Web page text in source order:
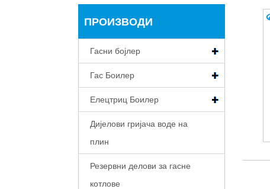
ПРОИЗВОДИ
Гасни бојлер
Гас Боилер
Елецтриц Боилер
Дијелови гријача воде на
плин
Резервни делови за гасне
котлове